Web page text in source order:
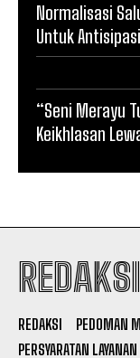
Normalisasi
Untuk
“Seni Merayu
Keikhlasan
REDAKSI PEDOMAN
PERSYARATAN LAYANAN